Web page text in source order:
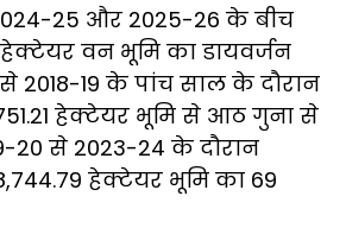
25 और 2025-26 के बीच
वन भूमि का डायवर्जन
2018-19 के पांच साल के दौरान
हेक्टेयर भूमि से आठ गुना से
20 से 2023-24 के दौरान
हेक्टेयर भूमि का 69